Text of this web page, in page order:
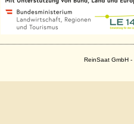
ReinSaat GmbH